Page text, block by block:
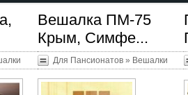
Вешалка ПМ-75
Крым, Симфе...
Для Пансионатов» Вешалки